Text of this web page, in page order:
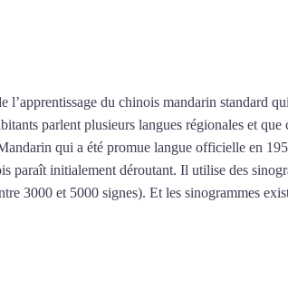
du chinois mandarin standard
parlent plusieurs langues régionales et
qui a été promue langue officielle en
paraît initialement déroutant. Il utilise des
3000 et 5000 signes). Et les sinogrammes